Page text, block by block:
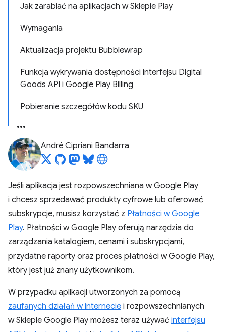
Jak zarabiać na aplikacjach w Sklepie Play
Wymagania
Aktualizacja projektu Bubblewrap
Funkcja wykrywania dostępności interfejsu Digital
Goods API i Google Play Billing
Pobieranie szczegółów kodu SKU
André Cipriani Bandarra
Jeśli aplikacja jest rozpowszechniana w Google Play
i chcesz sprzedawać produkty cyfrowe lub oferować
subskrypcje, musisz korzystać z Płatności w Google
Play. Płatności w Google Play oferują narzędzia do
zarządzania katalogiem, cenami i subskrypcjami,
przydatne raporty oraz proces płatności w Google Play,
który jest już znany użytkownikom.
W przypadku aplikacji utworzonych za pomocą
zaufanych działań w internecie i rozpowszechnianych
w Sklepie Google Play możesz teraz używać interfejsu